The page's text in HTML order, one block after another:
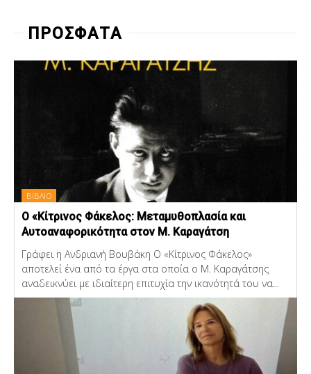
ΠΡΟΣΦΑΤΑ
ΒΙΒΛΙΟ
Ο «Κίτρινος Φάκελος: Μεταμυθοπλασία και
Αυτοαναφορικότητα στον Μ. Καραγάτση
Γράφει η Ανδριανή Βουβάκη Ο «Κίτρινος Φάκελος»
αποτελεί ένα από τα έργα στα οποία ο Μ. Καραγάτσης
αναδεικνύει με ιδιαίτερη επιτυχία την ικανότητά του να...